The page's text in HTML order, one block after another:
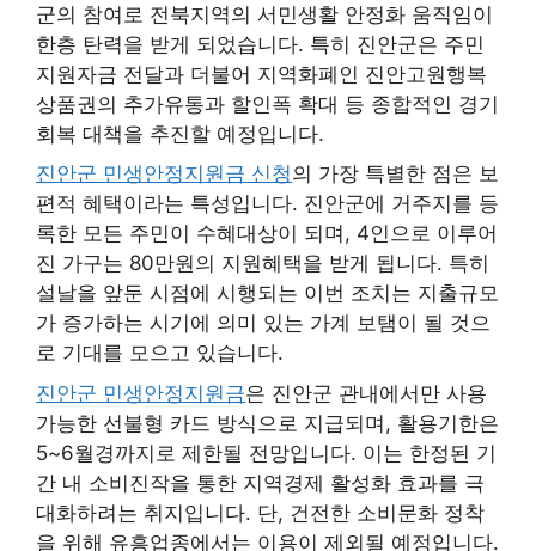
군의 참여로 전북지역의 서민생활 안정화 움직임이
한층 탄력을 받게 되었습니다. 특히 진안군은 주민
지원자금 전달과 더불어 지역화폐인 진안고원행복
상품권의 추가유통과 할인폭 확대 등 종합적인 경기
회복 대책을 추진할 예정입니다.
진안군 민생안정지원금 신청의 가장 특별한 점은 보
편적 혜택이라는 특성입니다. 진안군에 거주지를 등
록한 모든 주민이 수혜대상이 되며, 4인으로 이루어
진 가구는 80만원의 지원혜택을 받게 됩니다. 특히
설날을 앞둔 시점에 시행되는 이번 조치는 지출규모
가 증가하는 시기에 의미 있는 가계 보탬이 될 것으
로 기대를 모으고 있습니다.
진안군 민생안정지원금은 진안군 관내에서만 사용
가능한 선불형 카드 방식으로 지급되며, 활용기한은
5~6월경까지로 제한될 전망입니다. 이는 한정된 기
간 내 소비진작을 통한 지역경제 활성화 효과를 극
대화하려는 취지입니다. 단, 건전한 소비문화 정착
을 위해 유흥업종에서는 이용이 제외될 예정입니다.